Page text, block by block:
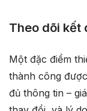
Theo dõi kết
Một đặc điểm
thành công
đủ thông tin –